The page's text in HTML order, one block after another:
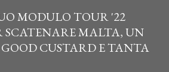
MODULO TOUR '22
MALTA, UN
CUSTARD E TANTA